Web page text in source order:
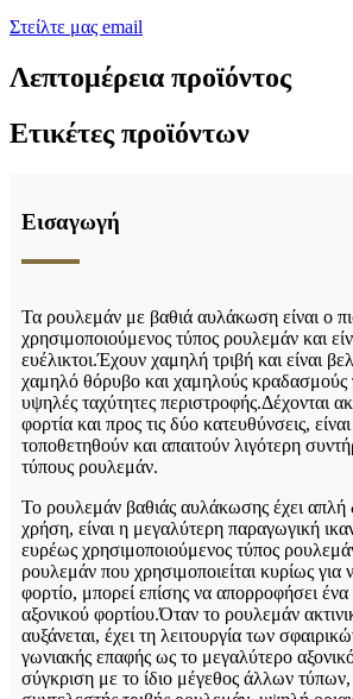
Στείλτε μας email
Λεπτομέρεια προϊόντος
Ετικέτες προϊόντων
Εισαγωγή
Τα ρουλεμάν με βαθιά αυλάκωση είναι ο
χρησιμοποιούμενος τύπος ρουλεμάν και
ευέλικτοι.Έχουν χαμηλή τριβή και είναι
χαμηλό θόρυβο και χαμηλούς κραδασμούς
υψηλές ταχύτητες περιστροφής.Δέχονται
φορτία και προς τις δύο κατευθύνσεις,
τοποθετηθούν και απαιτούν λιγότερη
τύπους ρουλεμάν.
Το ρουλεμάν βαθιάς αυλάκωσης έχει
χρήση, είναι η μεγαλύτερη παραγωγική
ευρέως χρησιμοποιούμενος τύπος
ρουλεμάν που χρησιμοποιείται κυρίως για
φορτίο, μπορεί επίσης να απορροφήσει
αξονικού φορτίου.Όταν το ρουλεμάν
αυξάνεται, έχει τη λειτουργία των
γωνιακής επαφής ως το μεγαλύτερο
σύγκριση με το ίδιο μέγεθος άλλων